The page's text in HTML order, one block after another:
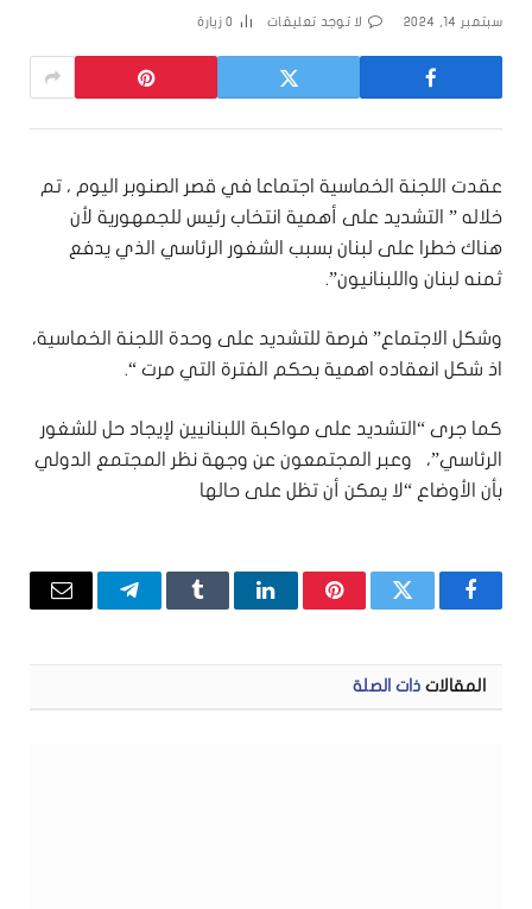
سبتمبر 14, 2024 لا توجد تعليقات 0 زيارة
عقدت اللجنة الخماسية اجتماعا في قصر الصنوبر اليوم ، تم
خلاله ” التشديد على أهمية انتخاب رئيس للجمهورية لأن
هناك خطرا على لبنان بسبب الشغور الرئاسي الذي يدفع
ثمنه لبنان واللبنانيون”.
وشكل الاجتماع” فرصة للتشديد على وحدة اللجنة الخماسية،
اذ شكل انعقاده اهمية بحكم الفترة التي مرت “.
كما جرى “التشديد على مواكبة اللبنانيين لإيجاد حل للشغور
الرئاسي”، وعبر المجتمعون عن وجهة نظر المجتمع الدولي
بأن الأوضاع “لا يمكن أن تظل على حالها
فيسبوكتويتر بينتيريستلينكدإنTumblrتيلقرامالبريد
المقالات ذات الصلة